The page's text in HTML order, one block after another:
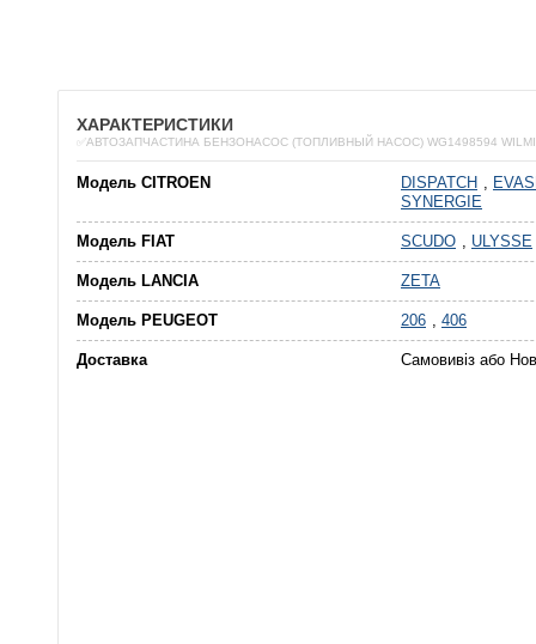
ХАРАКТЕРИСТИКИ
✅АВТОЗАПЧАСТИНА БЕНЗОНАСОС (ТОПЛИВНЫЙ НАСОС) WG1498594
Модель CITROEN DISPATCH ,
SYNERGIE
Модель FIAT SCUDO , ULYSSE
Модель LANCIA ZETA
Модель PEUGEOT 206 , 406
Доставка Самовивіз або